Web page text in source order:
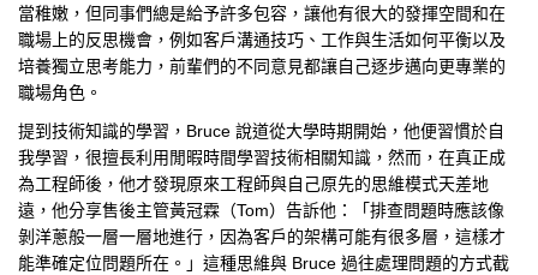
當稚嫩，但同事們總是給予許多包容，讓他有很大的發揮空間和在
職場上的反思機會，例如客戶溝通技巧、工作與生活如何平衡以及
培養獨立思考能力，前輩們的不同意見都讓自己逐步邁向更專業的
職場角色。
提到技術知識的學習，Bruce 說道從大學時期開始，他便習慣於自
我學習，很擅長利用閒暇時間學習技術相關知識，然而，在真正成
為工程師後，他才發現原來工程師與自己原先的思維模式天差地
遠，他分享售後主管黃冠霖（Tom）告訴他：「排查問題時應該像
剝洋蔥般一層一層地進行，因為客戶的架構可能有很多層，這樣才
能準確定位問題所在。」這種思維與 Bruce 過往處理問題的方式截